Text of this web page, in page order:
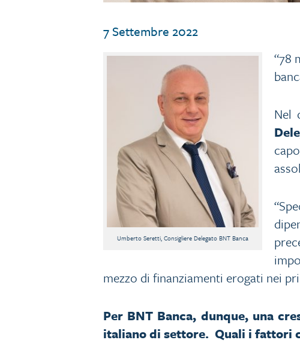
7 Settembre 2022
Umberto Seretti, Consigliere Delegato BNT Banca
“78
Nel
mezzo di finanziamenti erogati nei
Per BNT Banca, dunque, una
italiano di settore. Quali i fattori